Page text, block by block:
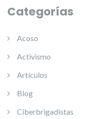
Categorías
Acoso
Activismo
Artículos
Blog
Ciberbrigadistas